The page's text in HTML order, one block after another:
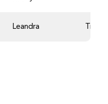
Leandra